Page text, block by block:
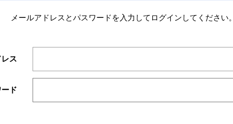
メールアドレスとパスワードを入力してログインしてください。
ス
ド